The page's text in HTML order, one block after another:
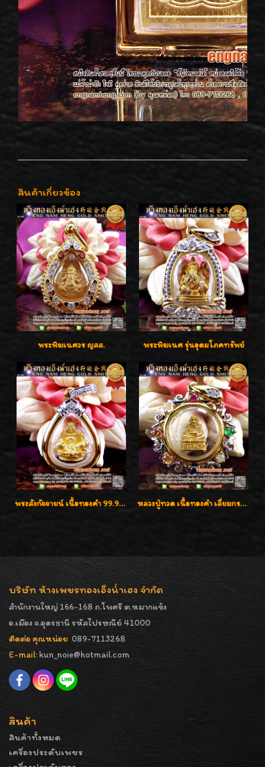
สินค้าเกี่ยวข้อง
พระพิฆเนศวร ญสส. พระพิฆเนศ รุ่นอุดมโภคทรัพย์
พระสังกัจจายน์ เนื้อทองคำ 99.99% หลวงปู่ทวด เนื้อทองคำ เลี่ยมกรอบทองคำประดับเพชรแท้และพลอยนพเก้า น่ารักมากๆค่ะ
บริษัท ห้างเพชรทองเอ็งน่ำเฮง จำกัด
สำนักงานใหญ่ 166-168 ถ.โพศรี ต.หมากแข้ง
อ.เมือง จ.อุดรธานี รหัสไปรษณีย์ 41000
ติดต่อ คุณหน่อย 089-7113268
E-mail: kun_noie@hotmail.com
สินค้า
สินค้าทั้งหมด
เครื่องประดับเพชร